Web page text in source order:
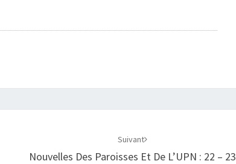
Suivant
Nouvelles Des Paroisses Et De L’UPN : 22 – 23